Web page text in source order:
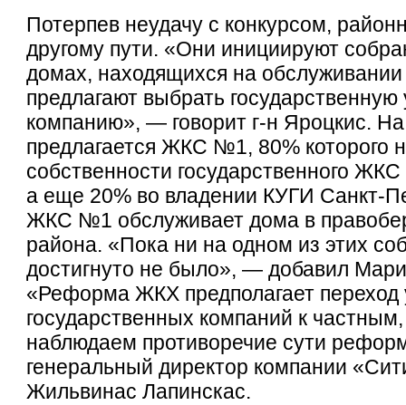
Потерпев неудачу с конкурсом,
другому пути. «Они инициируют
домах, находящихся на
предлагают выбрать
компанию», — говорит г-н Яроцкис.
предлагается ЖКС №1, 80% которого
собственности государственного
а еще 20% во владении КУГИ Санкт-
ЖКС №1 обслуживает дома в
района. «Пока ни на одном из этих
достигнуто не было», — добавил
«Реформа ЖКХ предполагает
государственных компаний к
наблюдаем противоречие сути
генеральный директор компании
Жильвинас Лапинскас.